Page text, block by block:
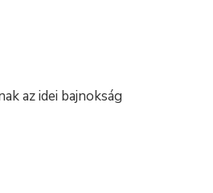
az idei bajnokság